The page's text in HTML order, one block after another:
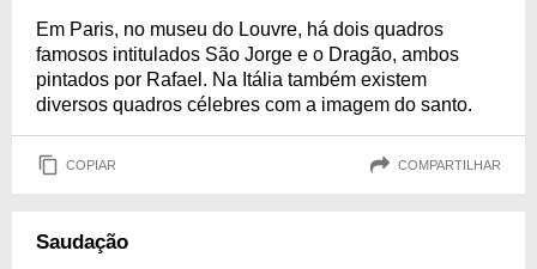
Em Paris, no museu do Louvre, há dois quadros
famosos intitulados São Jorge e o Dragão, ambos
pintados por Rafael. Na Itália também existem
diversos quadros célebres com a imagem do santo.
COPIAR COMPARTILHAR
Saudação